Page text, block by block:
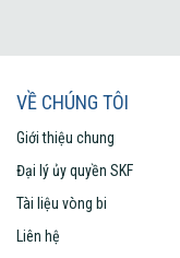
VỀ CHÚNG TÔI
Giới thiệu chung
Đại lý ủy quyền SKF
Tài liệu vòng bi
Liên hệ